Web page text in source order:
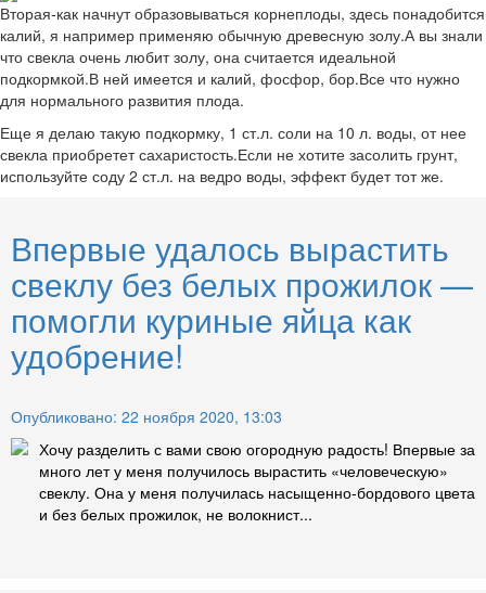
Вторая-как начнут образовываться корнеплоды, здесь понадобится
калий, я например применяю обычную древесную золу.А вы знали
что свекла очень любит золу, она считается идеальной
подкормкой.В ней имеется и калий, фосфор, бор.Все что нужно
для нормального развития плода.
Еще я делаю такую подкормку, 1 ст.л. соли на 10 л. воды, от нее
свекла приобретет сахаристость.Если не хотите засолить грунт,
используйте соду 2 ст.л. на ведро воды, эффект будет тот же.
Впервые удалось вырастить
свеклу без белых прожилок —
помогли куриные яйца как
удобрение!
Опубликовано: 22 ноября 2020, 13:03
Хочу разделить с вами свою огородную радость! Впервые за
много лет у меня получилось вырастить «человеческую»
свеклу. Она у меня получилась насыщенно-бордового цвета
и без белых прожилок, не волокнист...